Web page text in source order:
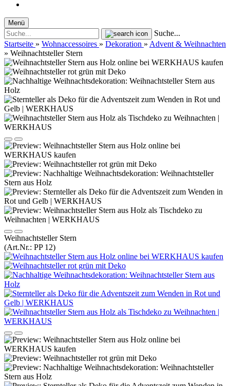
Menü
Suche...
Startseite » Wohnaccessoires » Dekoration » Advent & Weihnachten
» Weihnachtsteller Stern
Weihnachtsteller Stern
(Art.Nr.: PP 12)